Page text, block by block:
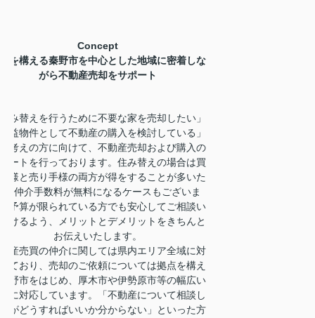
Concept
を構える秦野市を中心とした地域に密着しな
がら不動産売却をサポート
み替えを行うために不要な家を売却したい」
益物件として不動産の購入を検討している」
考えの方に向けて、不動産売却および購入の
ートを行っております。住み替えの場合は買
様と売り手様の両方が得をすることが多いた
、仲介手数料が無料になるケースもございま
予算が限られている方でも安心してご相談い
けるよう、メリットとデメリットをきちんと
お伝えいたします。
産売買の仲介に関しては県内エリア全域に対
ており、売却のご依頼については拠点を構え
野市をはじめ、厚木市や伊勢原市等の幅広い
に対応しています。「不動産について相談し
がどうすればいいか分からない」といった方